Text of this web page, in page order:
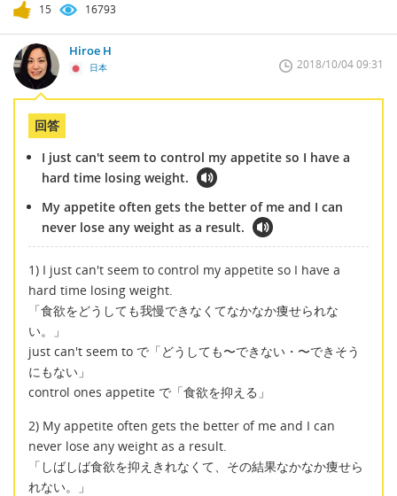
15 16793
Hiroe H
日本 2018/10/04 09:31
回答
I just can't seem to control my appetite so I have a
hard time losing weight.
My appetite often gets the better of me and I can
never lose any weight as a result.
1) I just can't seem to control my appetite so I have a
hard time losing weight.
「食欲をどうしても我慢できなくてなかなか痩せられな
い。」
just can't seem to で「どうしても〜できない・〜できそう
にもない」
control ones appetite で「食欲を抑える」
2) My appetite often gets the better of me and I can
never lose any weight as a result.
「しばしば食欲を抑えきれなくて、その結果なかなか痩せら
れない。」